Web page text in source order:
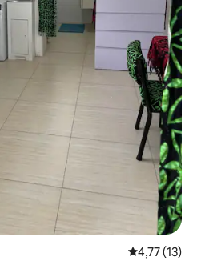
4,77 de uma
4,77 (13)